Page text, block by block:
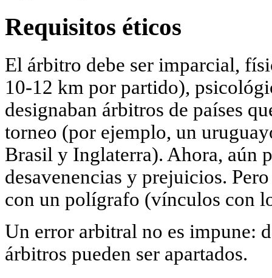
Requisitos éticos
El árbitro debe ser imparcial,
10-12 km por partido),
designaban árbitros de países
torneo (por ejemplo, un
Brasil y Inglaterra). Ahora, aún
desavenencias y prejuicios.
con un polígrafo (vínculos con
Un error arbitral no es impune:
árbitros pueden ser apartados.